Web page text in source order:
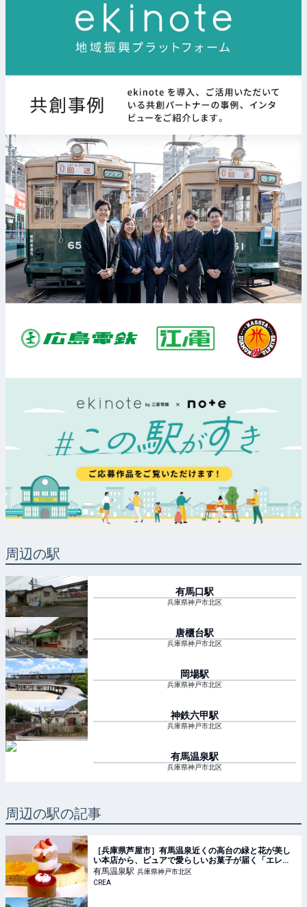
周辺の駅
有馬口駅
兵庫県神戸市北区
唐櫃台駅
兵庫県神戸市北区
岡場駅
兵庫県神戸市北区
神鉄六甲駅
兵庫県神戸市北区
有馬温泉駅
兵庫県神戸市北区
周辺の駅の記事
［兵庫県芦屋市］有馬温泉近くの高台の緑と花が美し
い本店から、ピュアで愛らしいお菓子が届く「エレ・
モンターニュ 芦屋スタンド」 | そおだよおこの関西お
いしい、おやつ紀行
有馬温泉駅 兵庫県神戸市北区
CREA